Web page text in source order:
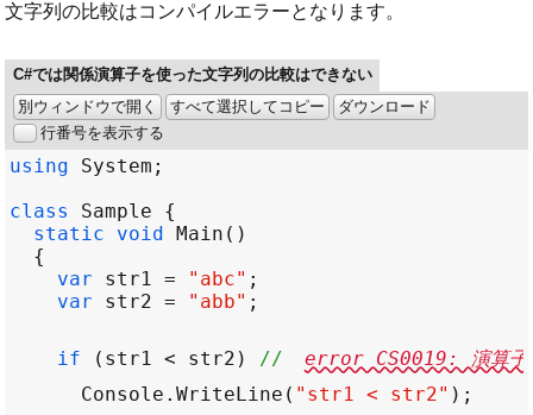
文字列の比較はコンパイルエラーとなります。
C#では関係演算子を使った文字列の比較はできない
別ウィンドウで開く
すべて選択してコピー
ダウンロード
行番号を表示する
using System
class
Sample
static
void Main
var
str1 = "abc"
var
str2 = "abb"
if ( str1 < str2 ) //
error CS0019: 演算
Console . WriteLine ( "str1 < str2"